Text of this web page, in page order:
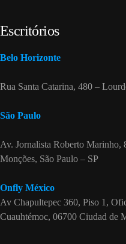
Escritórios
Belo Horizonte
Rua Santa Catarina, 480 –
São Paulo
Av. Jornalista Roberto Marinho,
Monções, São Paulo – SP
Onfly México
Av Chapultepec 360, Piso 1,
Cuauhtémoc, 06700 Ciudad de